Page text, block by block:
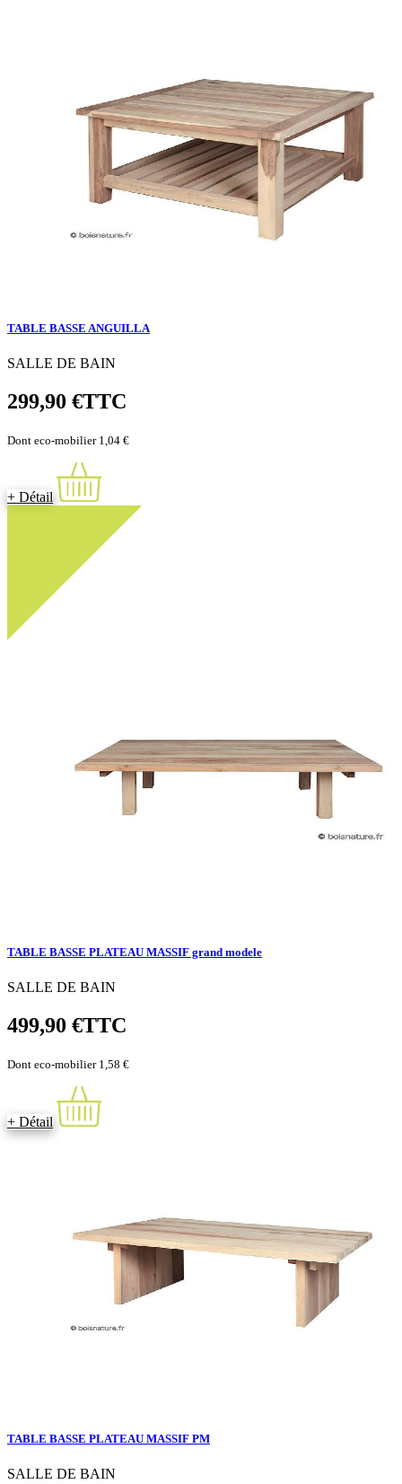
TABLE BASSE ANGUILLA
SALLE DE BAIN
299,90 €TTC
Dont eco-mobilier 1,04 €
+ Détail
TABLE BASSE PLATEAU MASSIF grand modele
SALLE DE BAIN
499,90 €TTC
Dont eco-mobilier 1,58 €
+ Détail
TABLE BASSE PLATEAU MASSIF PM
SALLE DE BAIN